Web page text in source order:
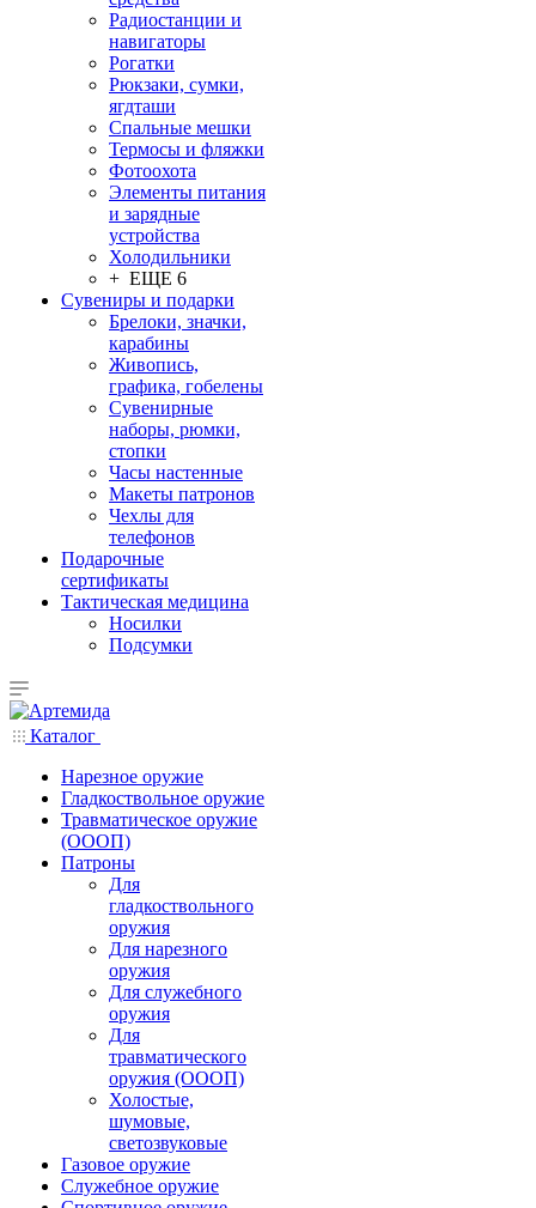
Радиостанции и
навигаторы
Рогатки
Рюкзаки, сумки,
ягдташи
Спальные мешки
Термосы и фляжки
Фотоохота
Элементы питания
и зарядные
устройства
Холодильники
+ ЕЩЕ 6
Сувениры и подарки
Брелоки, значки,
карабины
Живопись,
графика, гобелены
Сувенирные
наборы, рюмки,
стопки
Часы настенные
Макеты патронов
Чехлы для
телефонов
Подарочные
сертификаты
Тактическая медицина
Носилки
Подсумки
Каталог
Нарезное оружие
Гладкоствольное оружие
Травматическое оружие
(ОООП)
Патроны
Для
гладкоствольного
оружия
Для нарезного
оружия
Для служебного
оружия
Для
травматического
оружия (ОООП)
Холостые,
шумовые,
светозвуковые
Газовое оружие
Служебное оружие